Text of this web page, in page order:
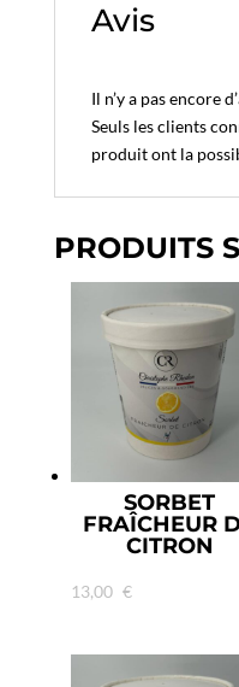
Avis
Il n’y a pas encore
Seuls les clients
produit ont la
PRODUITS
SORBET
FRAÎCHEUR
CITRON
13,00 €